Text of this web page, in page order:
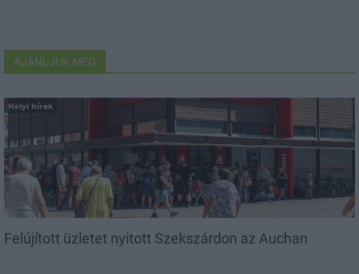
AJÁNLJUK MÉG
Helyi hírek
Felújított üzletet nyitott Szekszárdon az Auchan